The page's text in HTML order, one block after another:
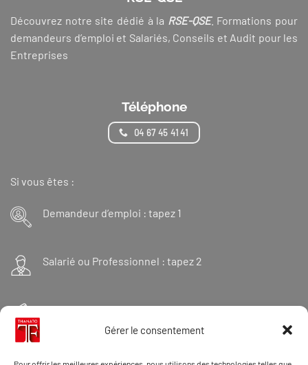
Gérer le consentement
Découvrez notre site dédié à la RSE-QSE. Formations pour
demandeurs d’emploi et Salariés, Conseils et Audit pour les
Entreprises
Téléphone
04 67 45 41 41
Si vous êtes :
Demandeur d’emploi : tapez 1
Salarié ou Professionnel : tapez 2
Financeur : tapez 3
Et « 98 » pour une formation Thanatopraxie